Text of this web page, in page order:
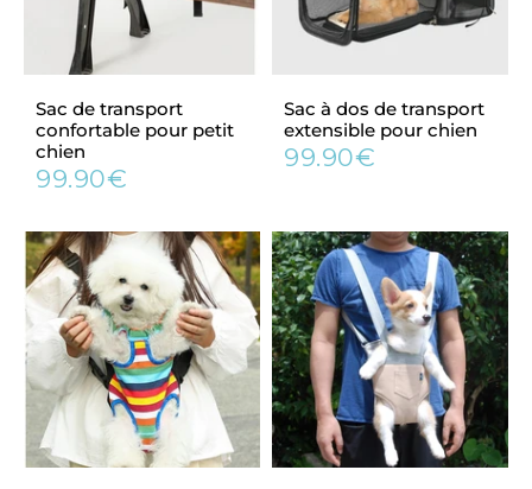
Sac de transport
confortable pour petit
chien
Prix
99.90€
Sac à dos de transport
extensible pour chien
Prix
99.90€